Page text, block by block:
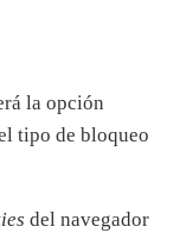
la opción
tipo de bloqueo
del navegador